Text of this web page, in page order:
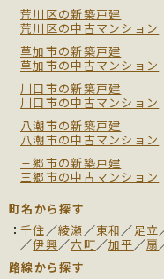
荒川区の新築戸建
荒川区の中古マンション
草加市の新築戸建
草加市の中古マンション
川口市の新築戸建
川口市の中古マンション
八潮市の新築戸建
八潮市の中古マンション
三郷市の新築戸建
三郷市の中古マンション
町名から探す
千住／綾瀬／東和／足立
／伊興／六町／加平／扇
路線から探す